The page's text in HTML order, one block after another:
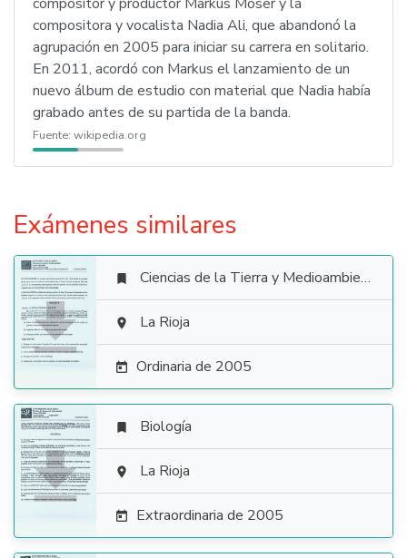
compositora y vocalista Nadia Ali, que abandonó la
agrupación en 2005 para iniciar su carrera en solitario.
En 2011, acordó con Markus el lanzamiento de un
nuevo álbum de estudio con material que Nadia había
grabado antes de su partida de la banda.
Fuente: wikipedia.org
Exámenes similares

 Ciencias de la Tierra y Medioambientales
 La Rioja
 Ordinaria de 2005

 Biología
 La Rioja
 Extraordinaria de 2005